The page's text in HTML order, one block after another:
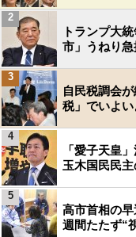
トランプ大
市」うねり
2
自民税調会
税」でいよ
3
「愛子天皇
玉木国民民
4
高市首相の
週間たたず“
5